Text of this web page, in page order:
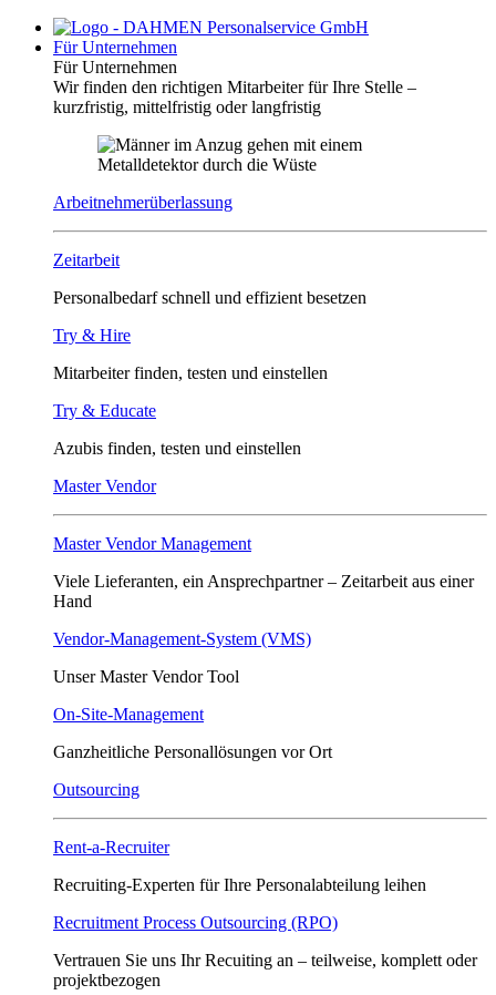
Für Unternehmen
Für Unternehmen
Wir finden den richtigen Mitarbeiter für Ihre Stelle –
kurzfristig, mittelfristig oder langfristig
Arbeitnehmerüberlassung
Zeitarbeit
Personalbedarf schnell und effizient besetzen
Try & Hire
Mitarbeiter finden, testen und einstellen
Try & Educate
Azubis finden, testen und einstellen
Master Vendor
Master Vendor Management
Viele Lieferanten, ein Ansprech­partner – Zeitarbeit aus einer
Hand
Vendor-Management-System (VMS)
Unser Master Vendor Tool
On-Site-Management
Ganzheitliche Personallösungen vor Ort
Outsourcing
Rent-a-Recruiter
Recruiting-Experten für Ihre Personalabteilung leihen
Recruitment Process Outsourcing (RPO)
Vertrauen Sie uns Ihr Recuiting an – teilweise, komplett oder
projektbezogen